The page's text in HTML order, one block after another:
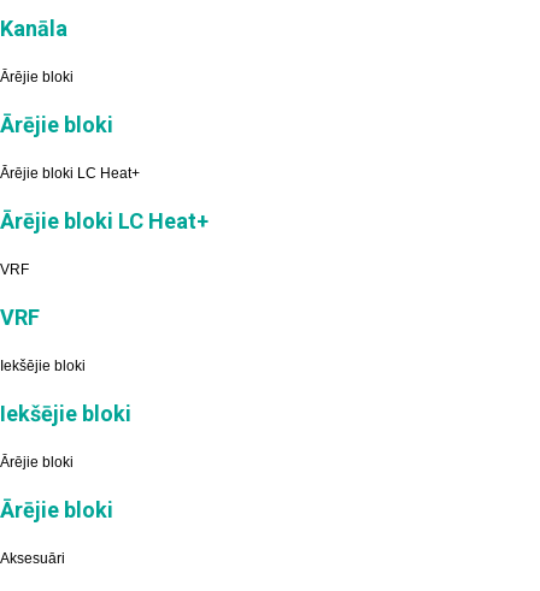
Kanāla
Ārējie bloki
Ārējie bloki
Ārējie bloki LC Heat+
Ārējie bloki LC Heat+
VRF
VRF
Iekšējie bloki
Iekšējie bloki
Ārējie bloki
Ārējie bloki
Aksesuāri